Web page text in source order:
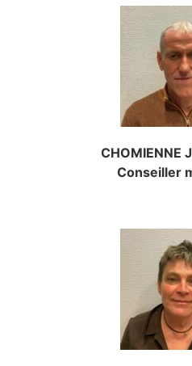
CHOMIENNE
Conseiller